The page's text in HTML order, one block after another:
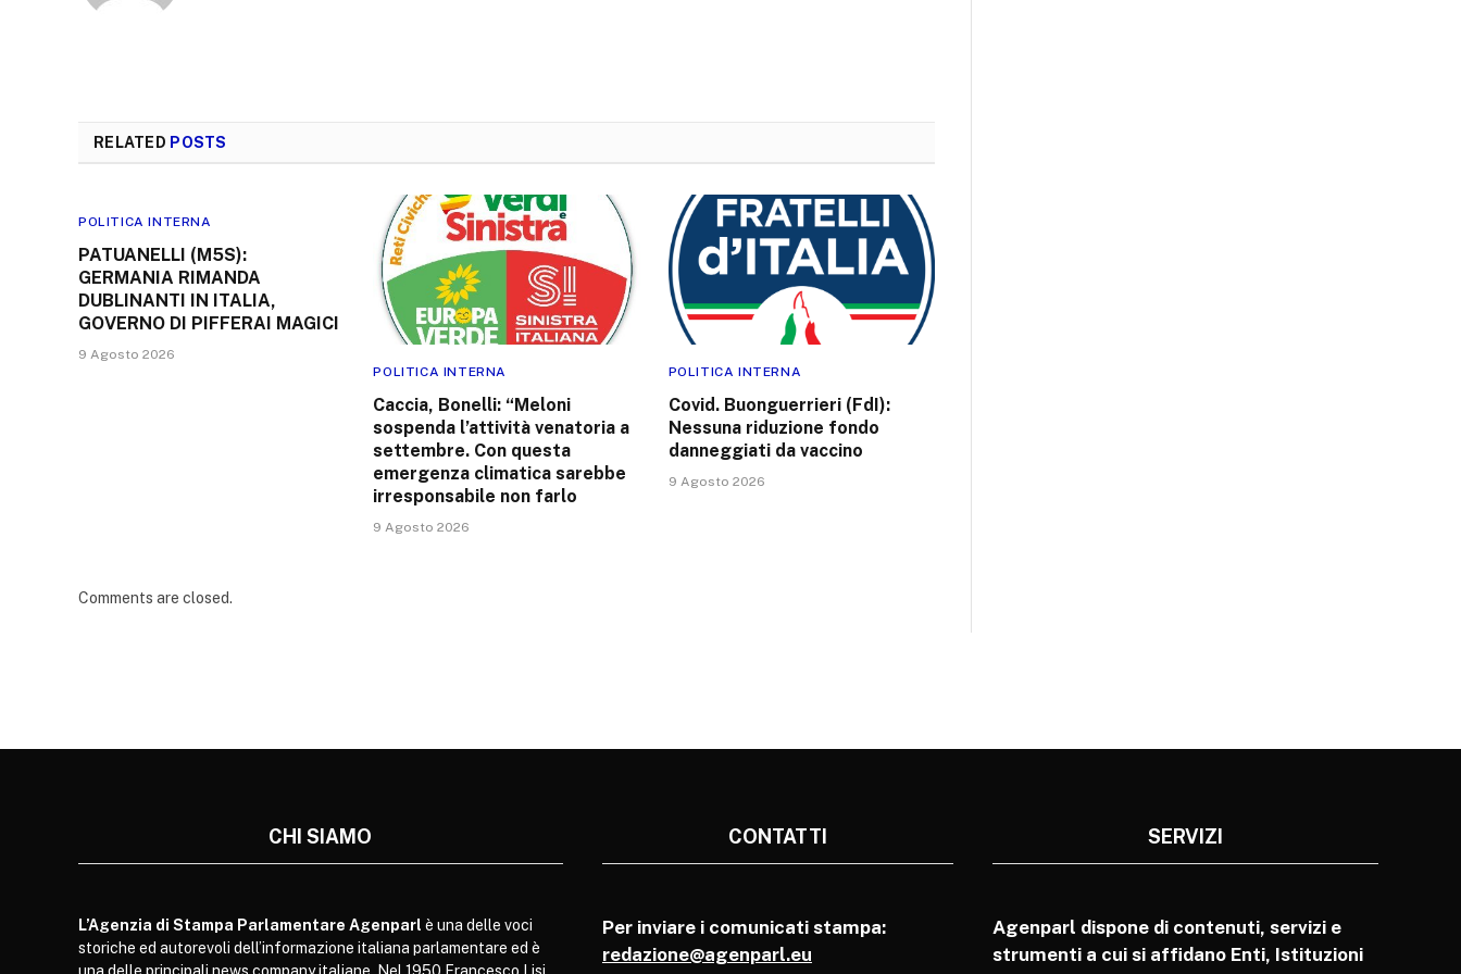
RELATED POSTS
POLITICA INTERNA
PATUANELLI (M5S):
GERMANIA RIMANDA
DUBLINANTI IN ITALIA,
GOVERNO DI PIFFERAI MAGICI
9 Agosto 2026
POLITICA INTERNA
Caccia, Bonelli: “Meloni
sospenda l’attività venatoria a
settembre. Con questa
emergenza climatica sarebbe
irresponsabile non farlo
9 Agosto 2026
POLITICA INTERNA
Covid. Buonguerrieri (FdI):
Nessuna riduzione fondo
danneggiati da vaccino
9 Agosto 2026
Comments are closed.
CHI SIAMO
L’Agenzia di Stampa Parlamentare Agenparl è una delle voci
storiche ed autorevoli dell’informazione italiana parlamentare ed è
una delle principali news company italiane. Nel 1950 Francesco Lisi
CONTATTI
Per inviare i comunicati stampa:
redazione@agenparl.eu
SERVIZI
Agenparl dispone di contenuti, servizi e
strumenti a cui si affidano Enti, Istituzioni